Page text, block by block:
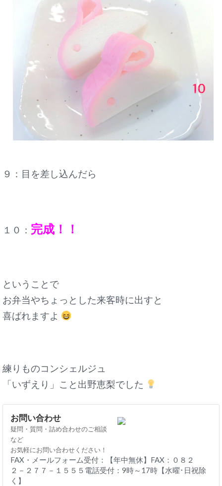
９：目を差し込んだら
１０： 完成！！
ということで
お弁当やちょっとした来客時に出すと
喜ばれますよ
練りものコンシェルジュ
「いずえり」こと出野恵梨でした
お問い合わせ
疑問・質問・詰め合わせのご相談
など
お気軽にお問い合わせください！
FAX・メールフォーム受付：【年中無休】FAX：０８２
２－２７７－１５５５電話受付：9時～17時【水曜･日祝除
く】